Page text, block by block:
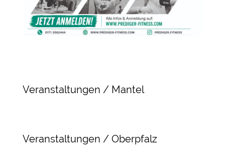
Veranstaltungen / Mantel
Veranstaltungen / Oberpfalz